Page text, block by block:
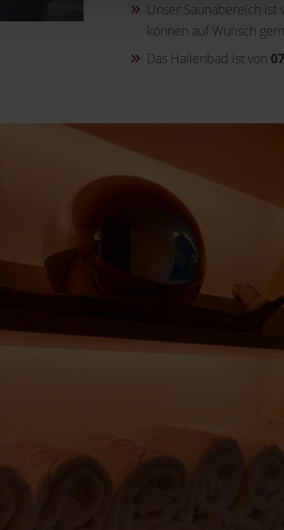
Unser Saunabereich ist
können auf Wunsch
Das Hallenbad ist von